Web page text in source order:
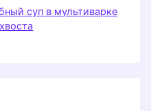
суп в мультиварке